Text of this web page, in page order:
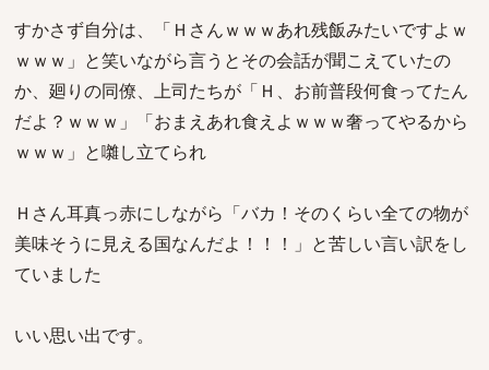
すかさず自分は、「Ｈさんｗｗｗあれ残飯みたいですよｗ
ｗｗｗ」と笑いながら言うとその会話が聞こえていたの
か、廻りの同僚、上司たちが「Ｈ、お前普段何食ってたん
だよ？ｗｗｗ」「おまえあれ食えよｗｗｗ奢ってやるから
ｗｗｗ」と囃し立てられ
Ｈさん耳真っ赤にしながら「バカ！そのくらい全ての物が
美味そうに見える国なんだよ！！！」と苦しい言い訳をし
ていました
いい思い出です。